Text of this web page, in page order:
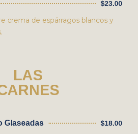
$23.00
crema de espárragos blancos y
LAS
Glaseadas $18.00